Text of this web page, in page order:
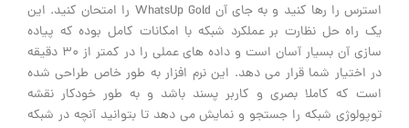
استرس را رها کنید و به جای آن WhatsUp Gold را امتحان کنید. این
یک راه حل نظارت بر عملکرد شبکه با امکانات کامل بوده که پیاده
سازی آن بسیار آسان است و داده های عملی را در کمتر از 30 دقیقه
در اختیار شما قرار می دهد. این نرم افزار به طور خاص طراحی شده
است که کاملا بصری و کاربر پسند باشد و به طور خودکار نقشه
توپولوژی شبکه را جستجو و نمایش می دهد تا بتوانید آنچه در شبکه